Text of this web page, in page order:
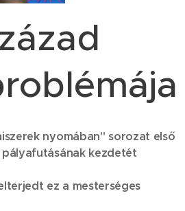
nyomában" sorozat első
kezdetét
ez a mesterséges